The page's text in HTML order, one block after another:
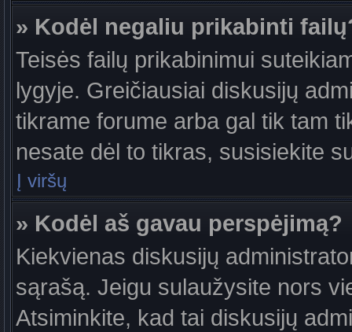
» Kodėl negaliu prikabinti
Teisės failų prikabinimui
lygyje. Greičiausiai diskusijų
tikrame forume arba gal tik tam
nesate dėl to tikras, susisiekite
Į viršų
» Kodėl aš gavau perspėjimą?
Kiekvienas diskusijų
sąrašą. Jeigu sulaužysite nors
Atsiminkite, kad tai diskusijų